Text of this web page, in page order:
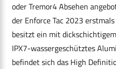
oder Tremor4 Absehen
der Enforce Tac 2023
besitzt ein mit
IPX7-wassergeschütztes
befindet sich das High